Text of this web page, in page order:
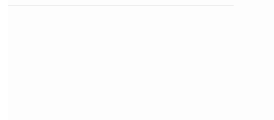
- Nên lựa chọn dụng cụ nấu nướng thích hợp làm từ
- Lưu ý khi nên nấu bếp ở trong điều kiện nhiệt độ
- Nên sử dụng bếp hằng ngày để đảm bảo cho thiết
- Không nên di chuyển bếp khi đun nấu nhằm tránh